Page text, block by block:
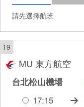
請先選擇航班
19
MU 東方航空
台北松山機場
17:15